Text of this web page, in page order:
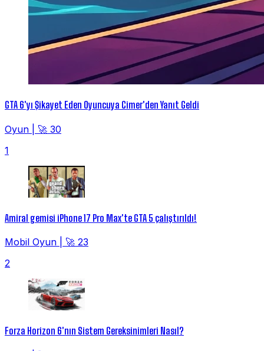
GTA 6'yı Şikayet Eden Oyuncuya Cimer'den Yanıt Geldi
Oyun
🚀 30
1
Amiral gemisi iPhone 17 Pro Max'te GTA 5 çalıştırıldı!
Mobil Oyun
🚀 23
2
Forza Horizon 6'nın Sistem Gereksinimleri Nasıl?